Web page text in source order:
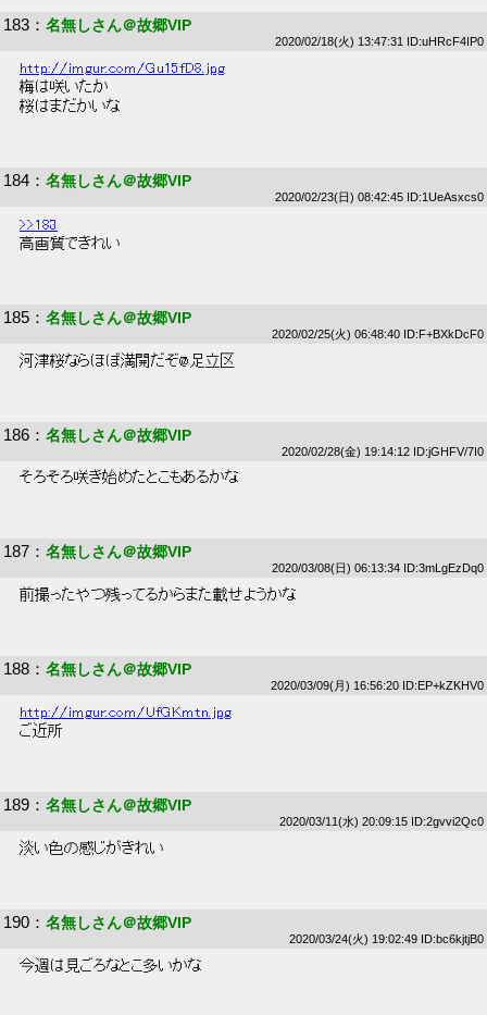
183 ： 名無しさん＠故郷VIP
2020/02/18(火) 13:47:31 ID:uHRcF4IP0
http://imgur.com/Gu15fD8.jpg
梅は咲いたか
桜はまだかいな
184 ： 名無しさん＠故郷VIP
2020/02/23(日) 08:42:45 ID:1UeAsxcs0
>>183
高画質できれい
185 ： 名無しさん＠故郷VIP
2020/02/25(火) 06:48:40 ID:F+BXkDcF0
河津桜ならほぼ満開だぞ@足立区
186 ： 名無しさん＠故郷VIP
2020/02/28(金) 19:14:12 ID:jGHFV/7I0
そろそろ咲き始めたとこもあるかな
187 ： 名無しさん＠故郷VIP
2020/03/08(日) 06:13:34 ID:3mLgEzDq0
前撮ったやつ残ってるからまた載せようかな
188 ： 名無しさん＠故郷VIP
2020/03/09(月) 16:56:20 ID:EP+kZKHV0
http://imgur.com/UfGKmtn.jpg
ご近所
189 ： 名無しさん＠故郷VIP
2020/03/11(水) 20:09:15 ID:2gvvi2Qc0
淡い色の感じがきれい
190 ： 名無しさん＠故郷VIP
2020/03/24(火) 19:02:49 ID:bc6kjtjB0
今週は見ごろなとこ多いかな